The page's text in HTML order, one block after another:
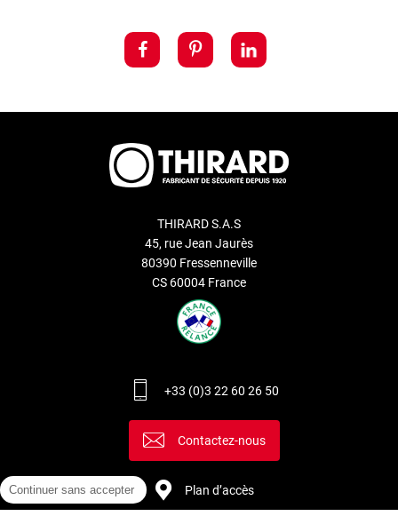
THIRARD S.A.S
45, rue Jean Jaurès
80390 Fressenneville
CS 60004 France
+33 (0)3 22 60 26 50
Contactez-nous
Plan d’accès
Continuer sans accepter